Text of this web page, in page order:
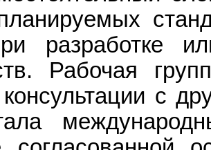
разработке
Рабочая
с